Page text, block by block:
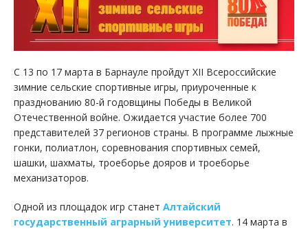
С 13 по 17 марта в Барнауле пройдут XII Всероссийские
зимние сельские спортивные игры, приуроченные к
празднованию 80-й годовщины Победы в Великой
Отечественной войне. Ожидается участие более 700
представителей 37 регионов страны. В программе лыжные
гонки, полиатлон, соревнования спортивных семей,
шашки, шахматы, троеборье дояров и троеборье
механизаторов.
Одной из площадок игр станет Алтайский
государственный аграрный университет. 14 марта в